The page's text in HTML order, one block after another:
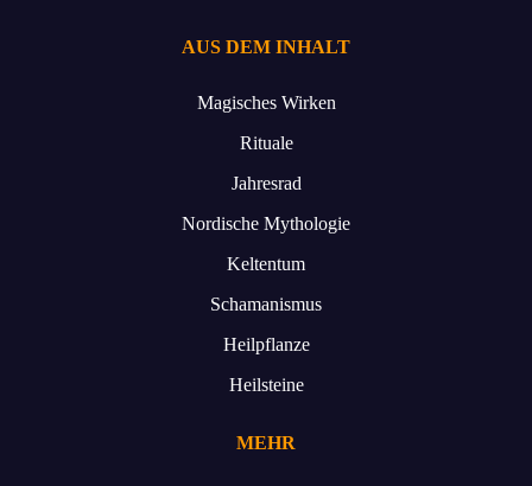
AUS DEM INHALT
Magisches Wirken
Rituale
Jahresrad
Nordische Mythologie
Keltentum
Schamanismus
Heilpflanze
Heilsteine
MEHR